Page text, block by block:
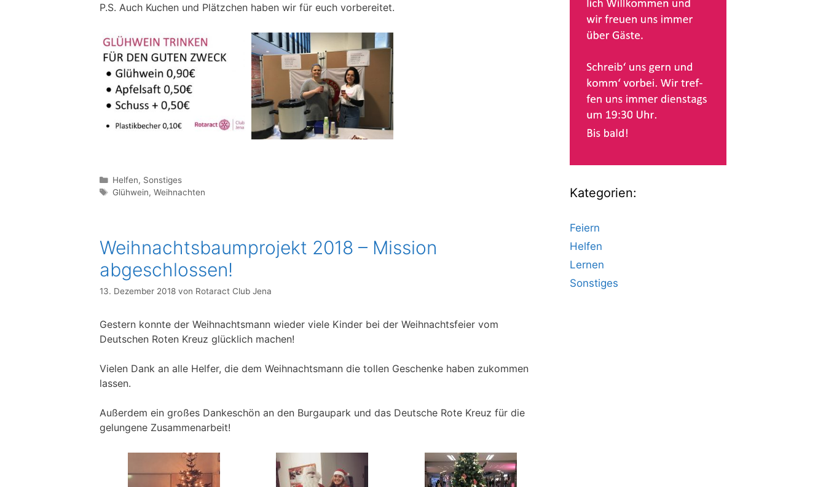
P.S. Auch Kuchen und Plätzchen haben wir für euch vorbereitet.
Kategorien
Helfen, Sonstiges
Schlagwörter
Glühwein,Weihnachten
Weihnachtsbaumprojekt 2018 – Mission
abgeschlossen!
13. Dezember 2018 von Rotaract Club Jena
Gestern konnte der Weihnachtsmann wieder viele Kinder bei der Weihnachtsfeier vom
Deutschen Roten Kreuz glücklich machen!
Vielen Dank an alle Helfer, die dem Weihnachtsmann die tollen Geschenke haben zukommen
lassen.
Außerdem ein großes Dankeschön an den Burgaupark und das Deutsche Rote Kreuz für die
gelungene Zusammenarbeit!
Kategorien:
Feiern
Helfen
Lernen
Sonstiges